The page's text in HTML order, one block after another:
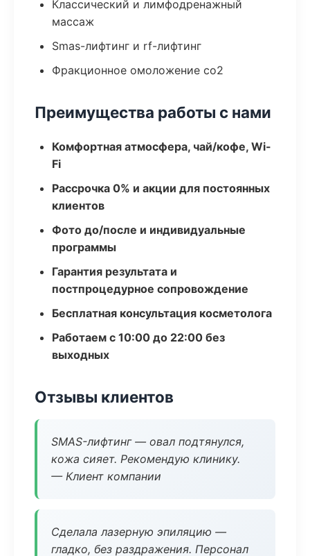
Классический и лимфодренажный
массаж
Smas-лифтинг и rf-лифтинг
Фракционное омоложение co2
Преимущества работы с нами
Комфортная атмосфера, чай/кофе, Wi-
Fi
Рассрочка 0% и акции для постоянных
клиентов
Фото до/после и индивидуальные
программы
Гарантия результата и
постпроцедурное сопровождение
Бесплатная консультация косметолога
Работаем с 10:00 до 22:00 без
выходных
Отзывы клиентов
SMAS-лифтинг — овал подтянулся,
кожа сияет. Рекомендую клинику.
— Клиент компании
Сделала лазерную эпиляцию —
гладко, без раздражения. Персонал